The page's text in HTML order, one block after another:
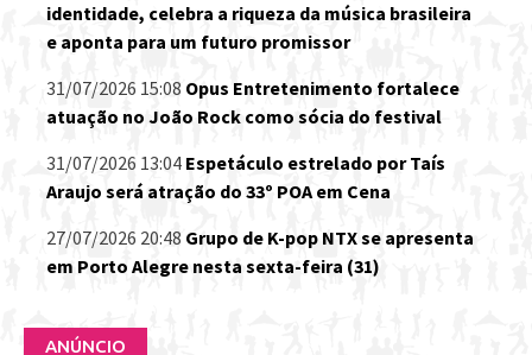
identidade, celebra a riqueza da música brasileira
e aponta para um futuro promissor
31/07/2026 15:08 Opus Entretenimento fortalece
atuação no João Rock como sócia do festival
31/07/2026 13:04 Espetáculo estrelado por Taís
Araujo será atração do 33º POA em Cena
27/07/2026 20:48 Grupo de K-pop NTX se apresenta
em Porto Alegre nesta sexta-feira (31)
ANÚNCIO